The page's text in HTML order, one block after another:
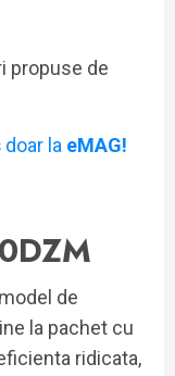
propuse de
doar la eMAG!
de
la pachet cu
ridicata,